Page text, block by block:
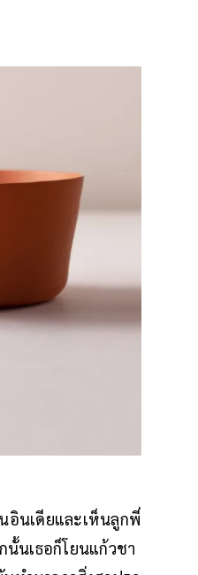
อินเดียและเห็นลูกพี่
นั้นเธอก็โยนแก้วชา